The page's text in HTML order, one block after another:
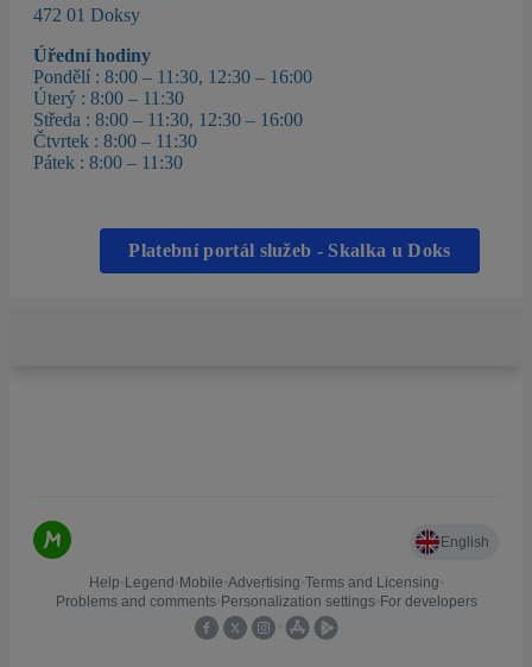
472 01 Doksy
Úřední hodiny
Pondělí : 8:00 – 11:30, 12:30 – 16:00
Úterý : 8:00 – 11:30
Středa : 8:00 – 11:30, 12:30 – 16:00
Čtvrtek : 8:00 – 11:30
Pátek : 8:00 – 11:30
Platební portál služeb - Skalka u Doks